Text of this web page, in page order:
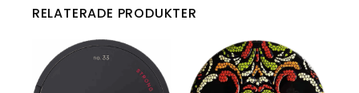
RELATERADE PRODUKTER